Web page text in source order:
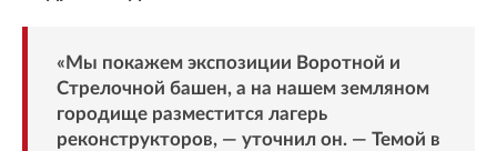
«Мы покажем экспозиции Воротной и
Стрелочной башен, а на нашем земляном
городище разместится лагерь
реконструкторов, — уточнил он. — Темой в